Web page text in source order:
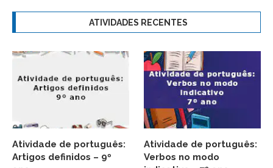
ATIVIDADES RECENTES
Atividade de português:
Artigos definidos – 9º
Atividade de português:
Verbos no modo